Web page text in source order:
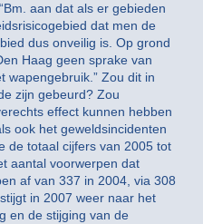
aan dat als er gebieden
dat men de
dus onveilig is. Op grond
Haag geen sprake van
wapengebruik.” Zou dit in
zijn gebeurd? Zou
effect kunnen hebben
ook het geweldsincidenten
de totaal cijfers van 2005 tot
aantal voorwerpen dat
af van 337 in 2004, via 308
in 2007 weer naar het
en de stijging van de